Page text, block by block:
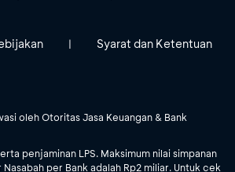
| Syarat dan Ketentuan
oleh Otoritas Jasa Keuangan & Bank
penjaminan LPS. Maksimum nilai simpanan
per Bank adalah Rp2 miliar. Untuk cek